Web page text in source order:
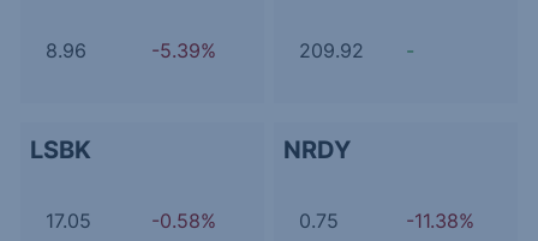
8.96 -5.39% 209.92 -
LSBK
17.05 -0.58%
NRDY
0.75 -11.38%